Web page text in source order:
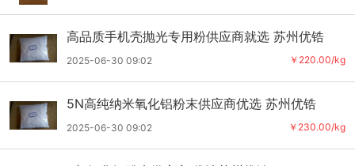
高品质手机壳抛光专用粉供应商就选 苏州优锆
￥220.00/kg
2025-06-30 09:02
5N高纯纳米氧化铝粉末供应商优选 苏州优锆
￥230.00/kg
2025-06-30 09:02